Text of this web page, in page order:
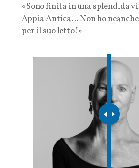
«Sono finita in una splendida
Appia Antica… Non ho
per il suo letto!»